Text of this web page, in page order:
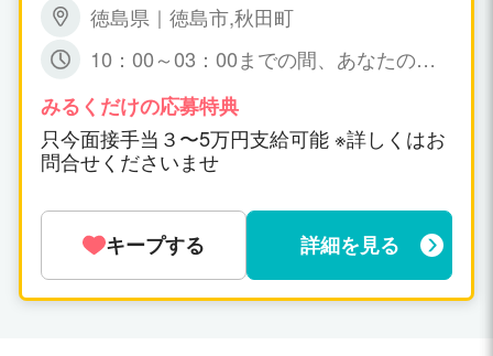
徳島県｜徳島市,秋田町
10：00～03：00までの間、あなたの可
すょ☆ 特に、規定はありません。
みるくだけの応募特典
只今面接手当３〜5万円支給可能 ※詳しくはお
問合せくださいませ
キープする 詳細を見る